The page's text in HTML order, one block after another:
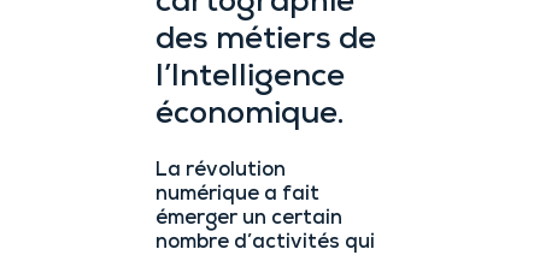
des métiers de
l’Intelligence
économique.
La révolution
numérique a fait
émerger un certain
nombre d’activités qui